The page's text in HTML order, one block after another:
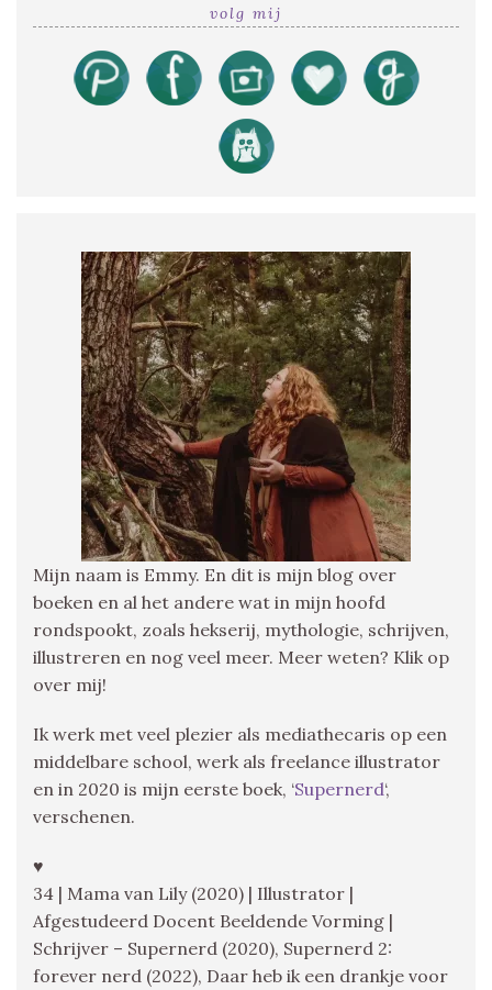
volg mij
Mijn naam is Emmy. En dit is mijn blog over
boeken en al het andere wat in mijn hoofd
rondspookt, zoals hekserij, mythologie, schrijven,
illustreren en nog veel meer. Meer weten? Klik op
over mij!
Ik werk met veel plezier als mediathecaris op een
middelbare school, werk als freelance illustrator
en in 2020 is mijn eerste boek, ‘Supernerd‘,
verschenen.
♥
34 | Mama van Lily (2020) | Illustrator |
Afgestudeerd Docent Beeldende Vorming |
Schrijver – Supernerd (2020), Supernerd 2:
forever nerd (2022), Daar heb ik een drankje voor